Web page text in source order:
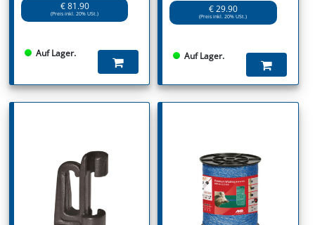
€ 81.90
(Preis inkl. 20% USt.)
Auf Lager.
€ 29.90
(Preis inkl. 20% USt.)
Auf Lager.